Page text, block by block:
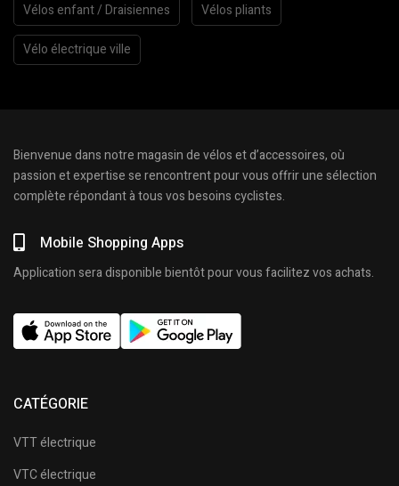
Vélos enfant / Draisiennes Vélos pliants
Vélo électrique ville
Bienvenue dans notre magasin de vélos et d’accessoires, où
passion et expertise se rencontrent pour vous offrir une sélection
complète répondant à tous vos besoins cyclistes.
Mobile Shopping Apps
Application sera disponible bientôt pour vous facilitez vos achats.
CATÉGORIE
VTT électrique
VTC électrique